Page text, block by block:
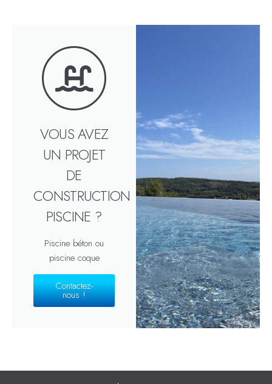
VOUS AVEZ
UN PROJET
DE
CONSTRUCTION
PISCINE ?
Piscine béton ou
piscine coque
Contactez-
nous !